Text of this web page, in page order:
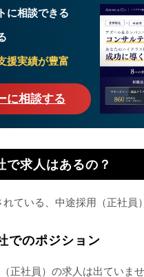
に相談できる
援実績が豊富
に相談する
求人はあるの？
ている、中途採用（正社員
でのポジション
正社員）の求人は出ていま